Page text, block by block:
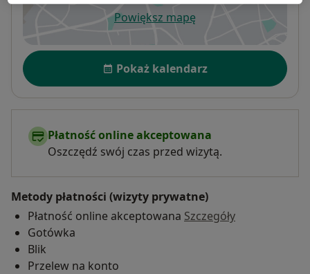
Powiększ mapęotwiera się w nowej karcie
Dostępność
Pokaż kalendarz
Płatność online akceptowana
Oszczędź swój czas przed wizytą.
Metody płatności (wizyty prywatne)
Płatność online akceptowana Szczegóły
Gotówka
Blik
Przelew na konto